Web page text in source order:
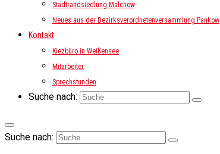
Stadtrandsiedlung Malchow
Neues aus der Bezirksverordnetenversammlung Pankow
Kontakt
Kiezbüro in Weißensee
Mitarbeiter
Sprechstunden
Suche nach:
Suche nach: